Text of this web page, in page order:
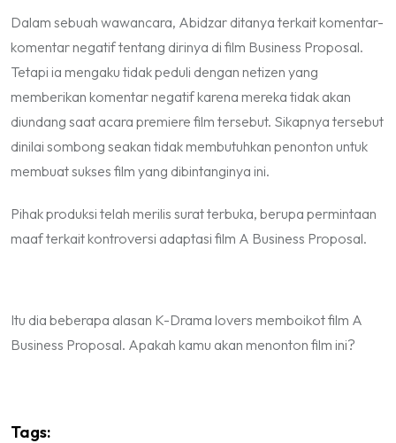
Dalam sebuah wawancara, Abidzar ditanya terkait komentar-
komentar negatif tentang dirinya di film Business Proposal.
Tetapi ia mengaku tidak peduli dengan netizen yang
memberikan komentar negatif karena mereka tidak akan
diundang saat acara premiere film tersebut. Sikapnya tersebut
dinilai sombong seakan tidak membutuhkan penonton untuk
membuat sukses film yang dibintanginya ini.
Pihak produksi telah merilis surat terbuka, berupa permintaan
maaf terkait kontroversi adaptasi film A Business Proposal.
Itu dia beberapa alasan K-Drama lovers memboikot film A
Business Proposal. Apakah kamu akan menonton film ini?
Tags: